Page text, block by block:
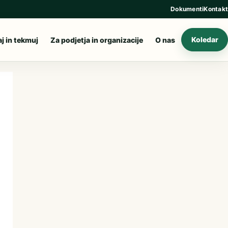
DokumentiKontakt
in tekmuj Za podjetja in organizacije O nas Koledar